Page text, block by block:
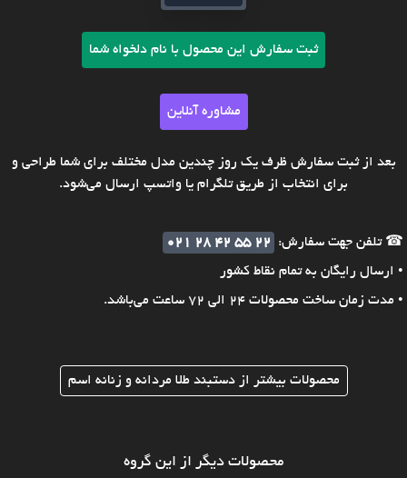
ثبت سفارش این محصول با نام دلخواه شما
مشاوره آنلاین
بعد از ثبت سفارش ظرف یک روز چندین مدل مختلف برای شما طراحی و
برای انتخاب از طریق تلگرام یا واتسپ ارسال می‌شود.
☎ تلفن جهت سفارش:
021 28 42 55 22
• ارسال رایگان به تمام نقاط کشور
• مدت زمان ساخت محصولات 24 الی 72 ساعت می‌باشد.
محصولات بیشتر از دستبند طلا مردانه و زنانه اسم
محصولات دیگر از این گروه